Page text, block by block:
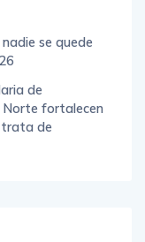
se quede
de
Norte fortalecen
trata de